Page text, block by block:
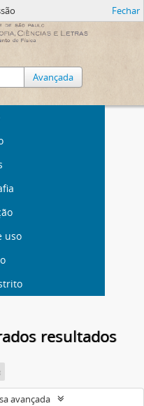
Avançada
uso
Fechar
resultados
avançada